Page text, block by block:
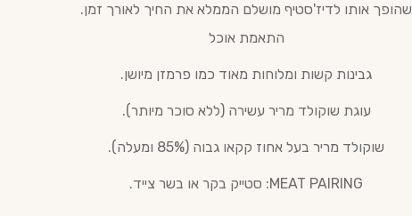
שהופך אותו לדיז'סטיף מושלם הממלא את החיך לאורך זמן.
התאמת אוכל
גבינות קשות ומלוחות מאוד כמו פרמזן מיושן.
עוגת שוקולד מריר עשירה (ללא סוכר מיותר).
שוקולד מריר בעל אחוז קקאו גבוה (85% ומעלה).
MEAT PAIRING: סטייק בקר או בשר צייד.